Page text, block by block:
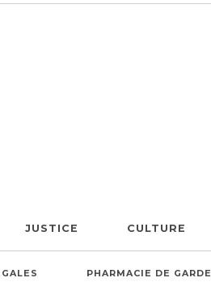
JUSTICE CULTURE
PHARMACIE DE GARDE